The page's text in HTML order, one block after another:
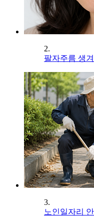
2.
팔자주름 생
3.
노인일자리